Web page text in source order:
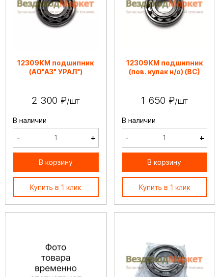
12309КМ подшипник
(АО"АЗ" УРАЛ")
2 300 ₽/шт
В наличии
- +
В корзину
Купить в 1 клик
12309КМ подшипник
(пов. кулак н/о) (ВС)
1 650 ₽/шт
В наличии
- +
В корзину
Купить в 1 клик